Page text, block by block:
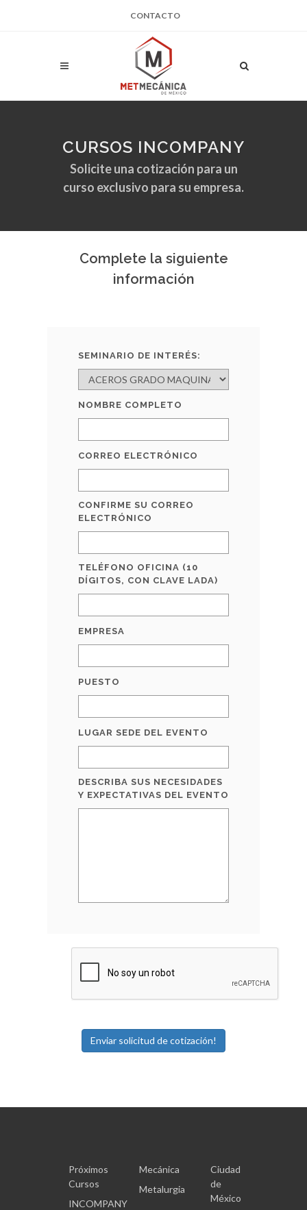
CONTACTO
CURSOS INCOMPANY
Solicite una cotización para un
curso exclusivo para su empresa.
Complete la siguiente
información
SEMINARIO DE INTERÉS:
NOMBRE COMPLETO
CORREO ELECTRÓNICO
CONFIRME SU CORREO
ELECTRÓNICO
TELÉFONO OFICINA (10
DÍGITOS, CON CLAVE LADA)
EMPRESA
PUESTO
LUGAR SEDE DEL EVENTO
DESCRIBA SUS NECESIDADES
Y EXPECTATIVAS DEL EVENTO
Próximos
Cursos
INCOMPANY
Mecánica
Metalurgia
Ciudad
de
México